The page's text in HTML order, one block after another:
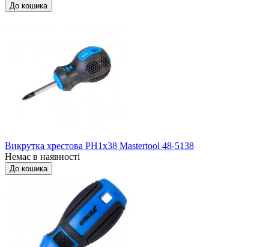
До кошика
Викрутка хрестова РН1x38 Mastertool 48-5138
Немає в наявності
До кошика